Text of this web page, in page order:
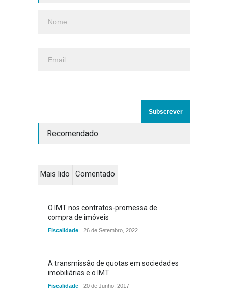
Recomendado
Mais lido Comentado
O IMT nos contratos-promessa de
compra de imóveis
Fiscalidade 26 de Setembro, 2022
A transmissão de quotas em sociedades
imobiliárias e o IMT
Fiscalidade 20 de Junho, 2017